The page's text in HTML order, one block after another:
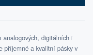
analogových, digitálních i
příjemné a kvalitní pásky v